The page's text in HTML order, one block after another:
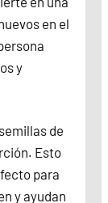
en el
y
de
Esto
para
y ayudan